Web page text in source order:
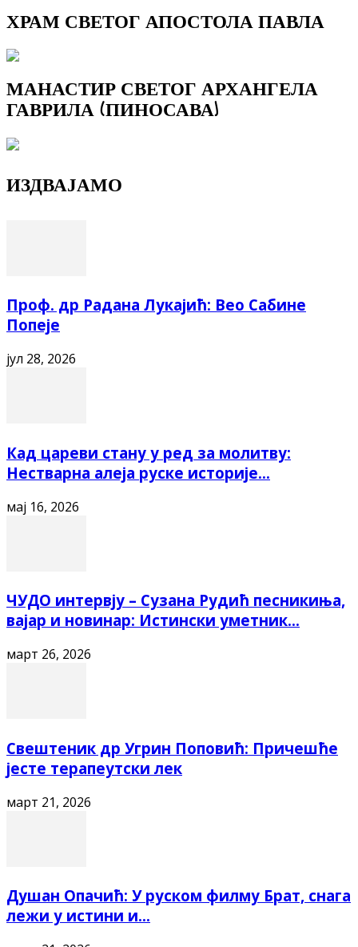
ХРАМ СВЕТОГ АПОСТОЛА ПАВЛА
МАНАСТИР СВЕТОГ АРХАНГЕЛА
ГАВРИЛА (ПИНОСАВА)
ИЗДВАЈАМО
Проф. др Радана Лукајић: Вео Сабине
Попеје
јул 28, 2026
Кад цареви стану у ред за молитву:
Нестварна алеја руске историје...
мај 16, 2026
ЧУДО интервју – Сузана Рудић песникиња,
вајар и новинар: Истински уметник...
март 26, 2026
Свештеник др Угрин Поповић: Причешће
јесте терапеутски лек
март 21, 2026
Душан Опачић: У руском филму Брат, снага
лежи у истини и...